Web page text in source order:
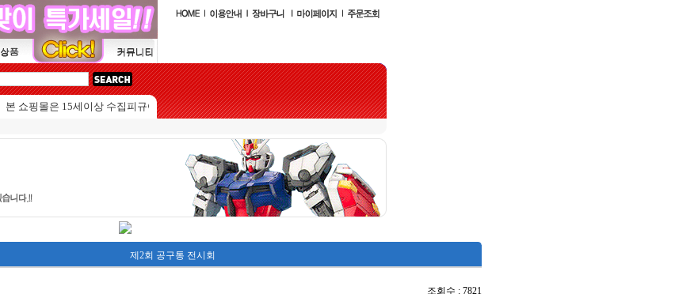
본 쇼핑몰은 15세이상 수집피규어를 판매하는 쇼핑몰입니다.
제2회 공구통 전시회
조회수 : 7821